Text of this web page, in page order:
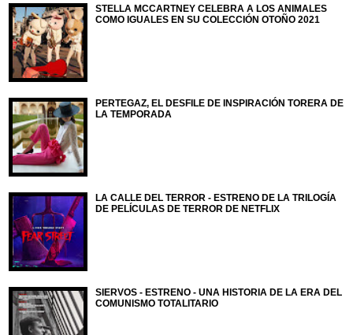
STELLA MCCARTNEY CELEBRA A LOS ANIMALES
COMO IGUALES EN SU COLECCIÓN OTOÑO 2021
PERTEGAZ, EL DESFILE DE INSPIRACIÓN TORERA DE
LA TEMPORADA
LA CALLE DEL TERROR - ESTRENO DE LA TRILOGÍA
DE PELÍCULAS DE TERROR DE NETFLIX
SIERVOS - ESTRENO - UNA HISTORIA DE LA ERA DEL
COMUNISMO TOTALITARIO